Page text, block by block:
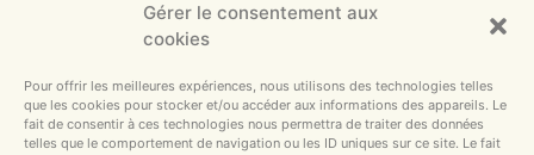
Gérer le consentement aux
cookies
Pour offrir les meilleures expériences, nous utilisons des technologies telles
que les cookies pour stocker et/ou accéder aux informations des appareils. Le
fait de consentir à ces technologies nous permettra de traiter des données
telles que le comportement de navigation ou les ID uniques sur ce site. Le fait